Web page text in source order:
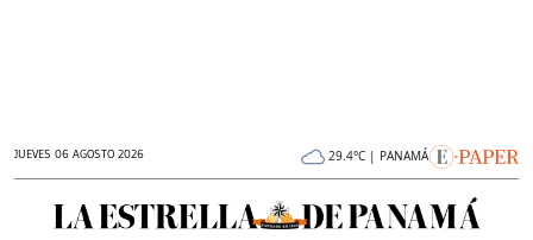
JUEVES 06 AGOSTO 2026 29.4°C | PANAMÁ